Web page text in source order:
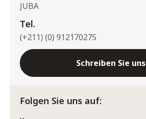
JUBA
Tel.
(+211) (0) 912170275
Schreiben Sie uns
Folgen Sie uns auf: